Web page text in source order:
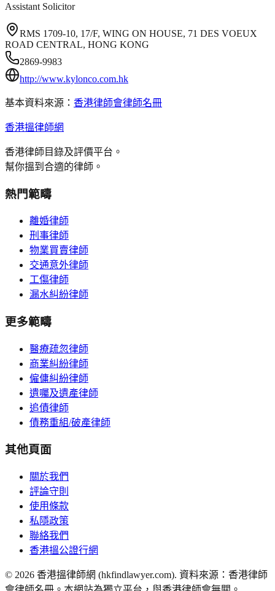
Assistant Solicitor
RMS 1709-10, 17/F, WING ON HOUSE, 71 DES VOEUX
ROAD CENTRAL, HONG KONG
2869-9983
http://www.kylonco.com.hk
基本資料來源： 香港律師會律師名冊
香港搵律師網
香港律師目錄及評價平台。
幫你搵到合適的律師。
熱門範疇
離婚律師
刑事律師
物業買賣律師
交通意外律師
工傷律師
漏水糾紛律師
更多範疇
醫療疏忽律師
商業糾紛律師
僱傭糾紛律師
遺囑及遺產律師
追債律師
債務重組/破產律師
其他頁面
關於我們
評論守則
使用條款
私隱政策
聯絡我們
香港搵公證行網
© 2026 香港搵律師網 (hkfindlawyer.com). 資料來源：香港律師